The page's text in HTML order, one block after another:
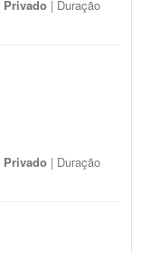
Privado | Duração
Privado | Duração